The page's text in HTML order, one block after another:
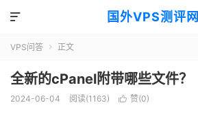
国外VPS测评网

VPS问答  正文
全新的cPanel附带哪些文件？
2024-06-04 阅读(1163)  赞(0)